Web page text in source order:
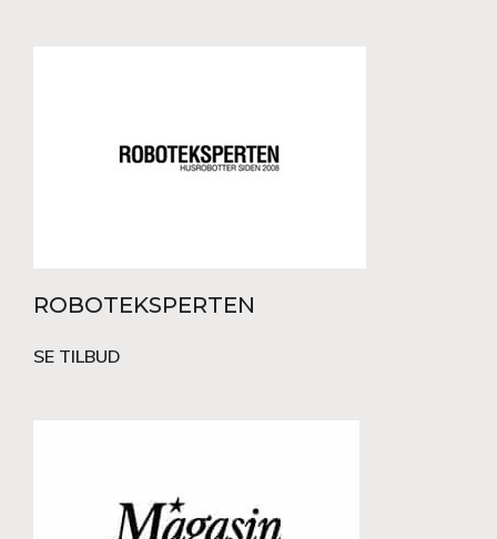
ROBOTEKSPERTEN
SE TILBUD